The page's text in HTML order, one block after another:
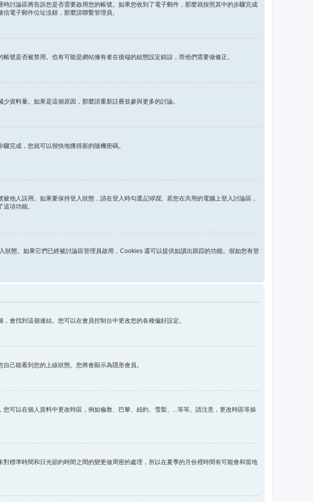
討論區將告訴您是否需要啟用您的帳號。如果您收到了電子郵件，那麼就按照其中的步驟完成
電子郵件位址沒錯，那麼請聯繫管理員。
號是否被禁用。也有可能是網站擁有者在後端的組態設定錯誤，而他們需要做修正。
資料量。如果是這個原因，那麼請重新註冊並參與更多的討論。
驟完成，您就可以很快地獲得新的隨機密碼。
他人誤用。如果要保持登入狀態，請在登入時勾選記得我。若您在共用的電腦上登入討論區，
項功能。
態。如果它們已經被討論區管理員啟用，Cookies 還可以提供如讀出跟踪的功能。假如您有登
會找到這個連結。您可以在會員控制台中更改您的各種偏好設定。
己能看到您的上線狀態。您將會顯示為隱形會員。
可以在個人資料中更改時區，例如倫敦、巴黎、紐約、雪梨、...等等。請注意，更改時區等操
標準時間和日光節約時間之間的變更做周密的處理，所以在夏季的月份裡時間有可能會和當地